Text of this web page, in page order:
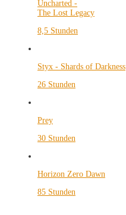
Uncharted -
The Lost Legacy
8,5 Stunden
Styx - Shards of Darkness
26 Stunden
Prey
30 Stunden
Horizon Zero Dawn
85 Stunden